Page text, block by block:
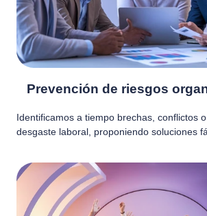
Prevención de riesgos
Identificamos a tiempo brechas, conflictos
desgaste laboral, proponiendo soluciones